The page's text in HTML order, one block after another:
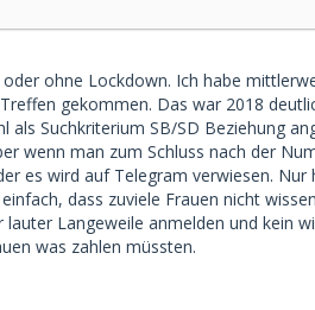
ohne Lockdown. Ich habe
gekommen. Das war 2018
als Suchkriterium SB/SD Beziehung
wenn man zum Schluss nach der
es wird auf Telegram verwiesen. Nur
dass zuviele Frauen nicht
Langeweile anmelden und kein
was zahlen müssten.